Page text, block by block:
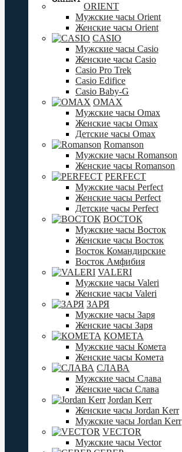
ORIENT
Мужские часы Orient
Женские часы Orient
CASIO
Мужские часы Casio
Женские часы Casio
Casio Pro Trek
Casio Edifice
Casio Baby-G
OMAX
Мужские часы Omax
Женские часы Omax
Детские часы Omax
Romanson
Мужские часы Romanson
Женские часы Romanson
PERFECT
Мужские часы Perfect
Женские часы Perfect
Детские часы Perfect
ВОСТОК
Мужские часы Восток
Женские часы Восток
Восток Командирские
Восток Амфибия
VALERI
Мужские часы Valeri
Женские часы Valeri
ЗАРЯ
Мужские часы Заря
Женские часы Заря
КОМЕТА
Мужские часы Комета
Женские часы Комета
СЛАВА
Мужские часы Слава
Женские часы Слава
Jordan Kerr
Женские часы Jordan Kerr
Мужские часы Jordan Kerr
VECTOR
Мужские часы Vector